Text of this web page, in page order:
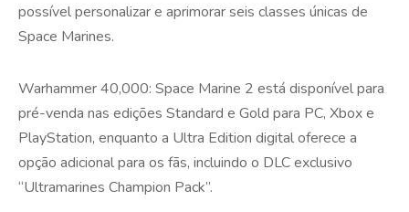
possível personalizar e aprimorar seis classes únicas de
Space Marines.
Warhammer 40,000: Space Marine 2 está disponível para
pré-venda nas edições Standard e Gold para PC, Xbox e
PlayStation, enquanto a Ultra Edition digital oferece a
opção adicional para os fãs, incluindo o DLC exclusivo
“Ultramarines Champion Pack”.